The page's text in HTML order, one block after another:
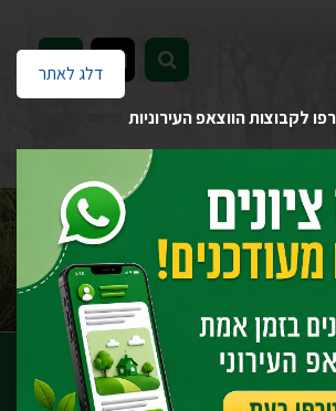
לקבוצות הווצאפ העירוניות
דלג לאתר EN
הנדסה מחלקת תכנון עיר